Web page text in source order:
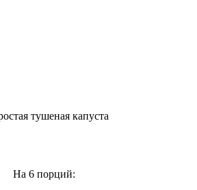
На 6 порций: